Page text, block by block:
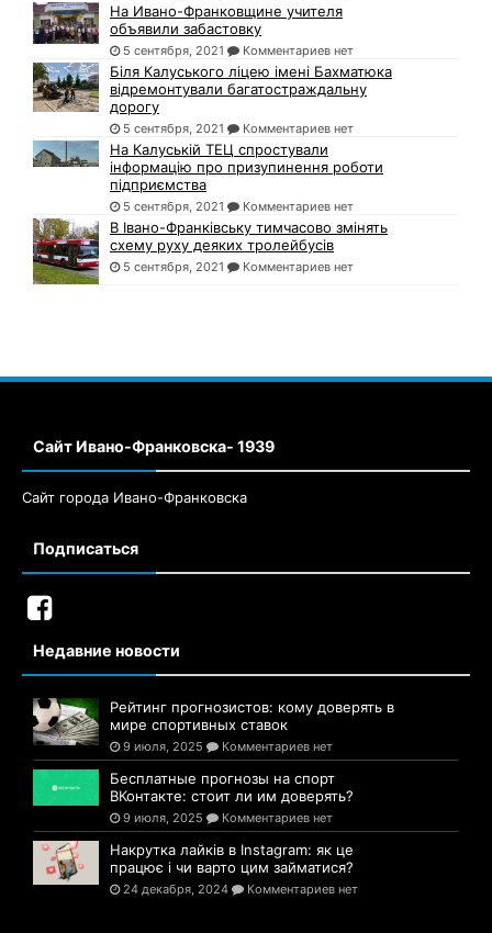
На Ивано-Франковщине учителя
объявили забастовку
5 сентября, 2021 Комментариев нет
Біля Калуського ліцею імені Бахматюка
відремонтували багатостраждальну
дорогу
5 сентября, 2021 Комментариев нет
На Калуській ТЕЦ спростували
інформацію про призупинення роботи
підприємства
5 сентября, 2021 Комментариев нет
В Івано-Франківську тимчасово змінять
схему руху деяких тролейбусів
5 сентября, 2021 Комментариев нет
Сайт Ивано-Франковска- 1939
Сайт города Ивано-Франковска
Подписаться
Недавние новости
Рейтинг прогнозистов: кому доверять в
мире спортивных ставок
9 июля, 2025 Комментариев нет
Бесплатные прогнозы на спорт
ВКонтакте: стоит ли им доверять?
9 июля, 2025 Комментариев нет
Накрутка лайків в Instagram: як це
працює і чи варто цим займатися?
24 декабря, 2024 Комментариев нет